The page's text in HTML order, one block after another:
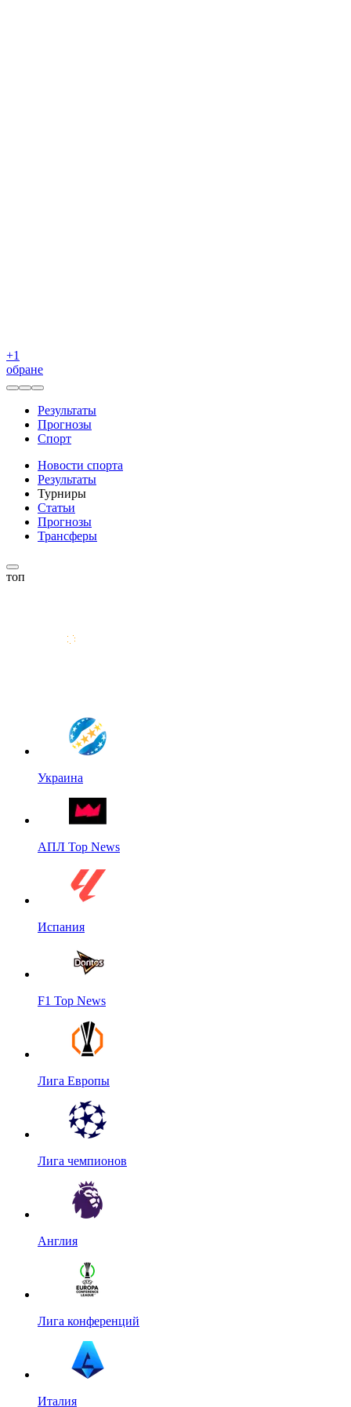
+1
обране
Результаты
Прогнозы
Спорт
Новости спорта
Результаты
Турниры
Статьи
Прогнозы
Трансферы
топ
Украина
АПЛ Top News
Испания
F1 Top News
Лига Европы
Лига чемпионов
Англия
Лига конференций
Италия